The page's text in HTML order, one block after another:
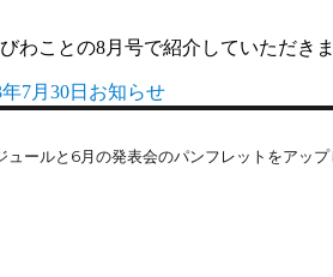
わことの8月号で紹介していただき
:
7月30日
カ
ゴ
お知らせ
ュールと6月の発表会のパンフレットをアップ